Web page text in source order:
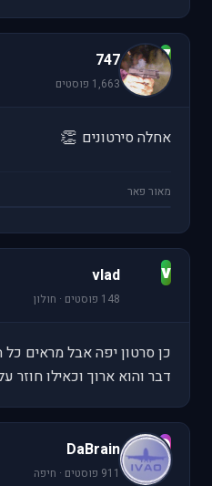
7
747
1,663 פוסטים
אחלה סירטונים 👏
מאור פאר
v
vlad
148 פוסטים · חולון
כן סרטון יפה אבל מראים כל
דבר והוא ארוך וכאילו חוזר
D
DaBrain
911 פוסטים · חיפה